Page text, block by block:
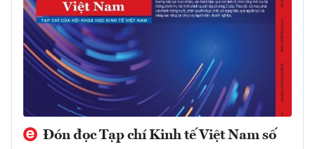
Đón đọc Tạp chí Kinh tế Việt Nam số